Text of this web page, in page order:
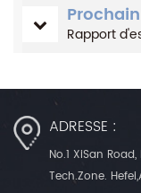
Rapport
ADRESSE :
No.1 XiSan
Tech.Zone.